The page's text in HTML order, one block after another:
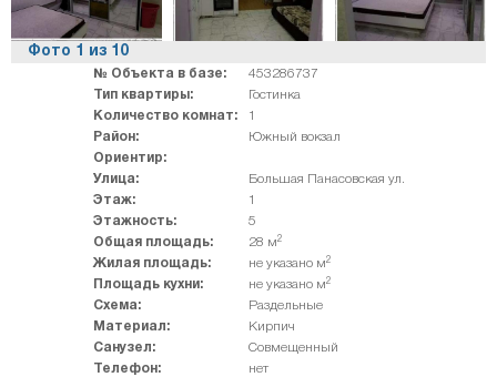
Фото 1 из 10
№ Объекта в базе:
453286737
Тип квартиры:
Гостинка
Количество комнат:
1
Район:
Южный вокзал
Ориентир:
Улица:
Большая Панасовская ул.
Этаж:
1
Этажность:
5
Общая площадь:
28 м2
Жилая площадь: не указано м2
Площадь кухни: не указано м2
Схема:
Раздельные
Материал:
Кирпич
Санузел:
Совмещенный
Телефон:
нет